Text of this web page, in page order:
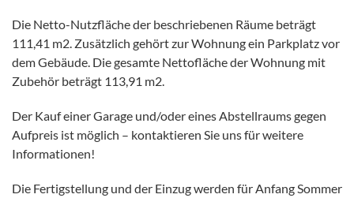
Die Netto-Nutzfläche der beschriebenen Räume beträgt
111,41 m2. Zusätzlich gehört zur Wohnung ein Parkplatz vor
dem Gebäude. Die gesamte Nettofläche der Wohnung mit
Zubehör beträgt 113,91 m2.
Der Kauf einer Garage und/oder eines Abstellraums gegen
Aufpreis ist möglich – kontaktieren Sie uns für weitere
Informationen!
Die Fertigstellung und der Einzug werden für Anfang Sommer